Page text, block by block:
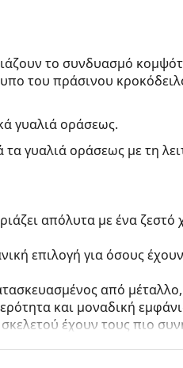
το συνδυασμό
του πράσινου
γυαλιά οράσεως.
γυαλιά οράσεως με τη
απόλυτα με ένα
επιλογή για όσους
από
και μοναδική
έχουν τους πιο
αξιοσημείωτο